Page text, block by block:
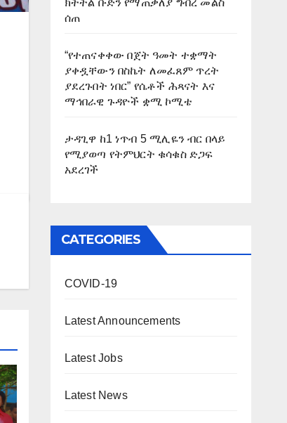
ሰጠ
“የተጠናቀቀው በጀት ዓመት ተቋማት
ያቀዷቸውን በስኬት ለመፈጸም ጥረት
ያደረጉበት ነበር” የሴቶች ሕጻናት እና
ማኅበራዊ ጉዳዮች ቋሚ ኮሚቴ
ታዳጊዋ ከ1 ነጥብ 5 ሚሊዬን ብር በላይ
የሚያወጣ የትምህርት ቁሳቁስ ድጋፍ
አደረገች
CATEGORIES
COVID-19
Latest Announcements
Latest Jobs
Latest News